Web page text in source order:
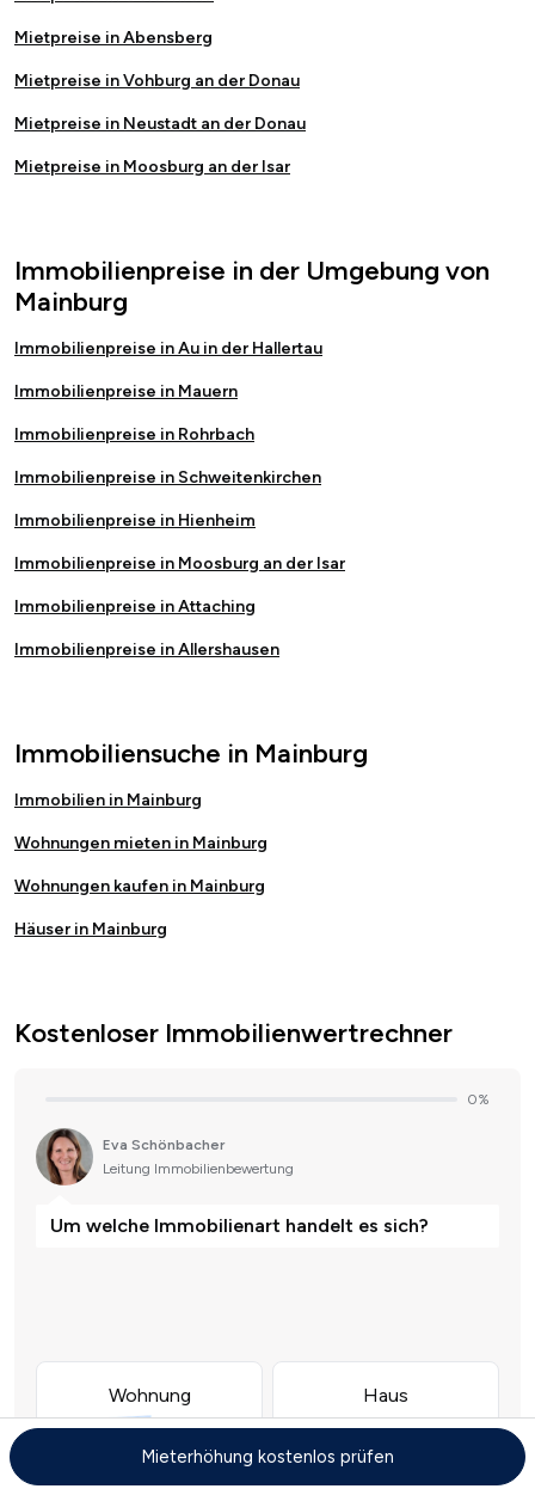
Mietpreise in Abensberg
Mietpreise in Vohburg an der Donau
Mietpreise in Neustadt an der Donau
Mietpreise in Moosburg an der Isar
Immobilienpreise in der Umgebung von
Mainburg
Immobilienpreise in Au in der Hallertau
Immobilienpreise in Mauern
Immobilienpreise in Rohrbach
Immobilienpreise in Schweitenkirchen
Immobilienpreise in Hienheim
Immobilienpreise in Moosburg an der Isar
Immobilienpreise in Attaching
Immobilienpreise in Allershausen
Immobiliensuche in Mainburg
Immobilien in Mainburg
Wohnungen mieten in Mainburg
Wohnungen kaufen in Mainburg
Häuser in Mainburg
Kostenloser Immobilienwertrechner
Mieterhöhung kostenlos prüfen